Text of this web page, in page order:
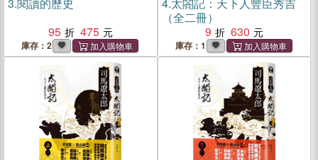
95
475
庫存：2
（全二冊）
9
630
庫存：1